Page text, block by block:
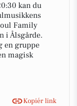
kan du
Family
i Ålsgårde.
en gruppe
magisk
Kopiér link